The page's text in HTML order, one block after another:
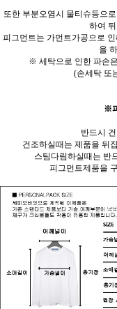
또한 부분오염시 물티슈등으
하여
피그먼트는 가먼트가공으로
을
※ 세탁으로 인한 파손
(손세탁 또
※
반드시
건조하실때는 제품을 뒤
스팀다림하실때는 반
피그먼트제품을